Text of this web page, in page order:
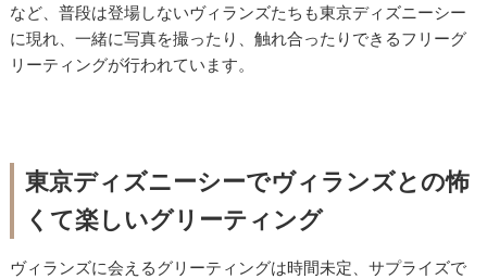
など、普段は登場しないヴィランズたちも東京ディズニーシー
に現れ、一緒に写真を撮ったり、触れ合ったりできるフリーグ
リーティングが行われています。
東京ディズニーシーでヴィランズとの怖
くて楽しいグリーティング
ヴィランズに会えるグリーティングは時間未定、サプライズで